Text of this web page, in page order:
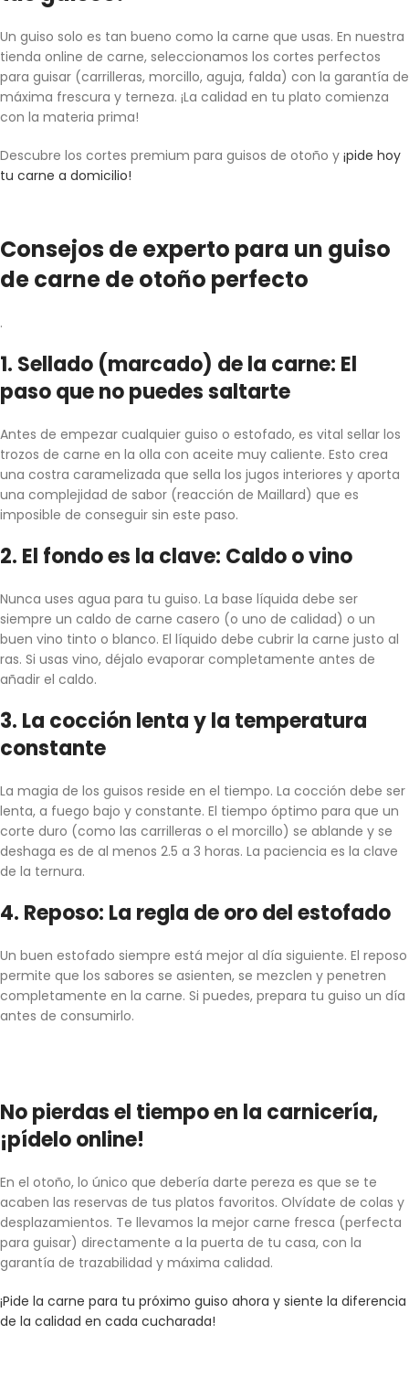
Un guiso solo es tan bueno como la carne que usas. En nuestra
tienda online de carne, seleccionamos los cortes perfectos
para guisar (carrilleras, morcillo, aguja, falda) con la garantía de
máxima frescura y terneza. ¡La calidad en tu plato comienza
con la materia prima!
Descubre los cortes premium para guisos de otoño y ¡pide hoy
tu carne a domicilio!
Consejos de experto para un guiso
de carne de otoño perfecto
.
1. Sellado (marcado) de la carne: El
paso que no puedes saltarte
Antes de empezar cualquier guiso o estofado, es vital sellar los
trozos de carne en la olla con aceite muy caliente. Esto crea
una costra caramelizada que sella los jugos interiores y aporta
una complejidad de sabor (reacción de Maillard) que es
imposible de conseguir sin este paso.
2. El fondo es la clave: Caldo o vino
Nunca uses agua para tu guiso. La base líquida debe ser
siempre un caldo de carne casero (o uno de calidad) o un
buen vino tinto o blanco. El líquido debe cubrir la carne justo al
ras. Si usas vino, déjalo evaporar completamente antes de
añadir el caldo.
3. La cocción lenta y la temperatura
constante
La magia de los guisos reside en el tiempo. La cocción debe ser
lenta, a fuego bajo y constante. El tiempo óptimo para que un
corte duro (como las carrilleras o el morcillo) se ablande y se
deshaga es de al menos 2.5 a 3 horas. La paciencia es la clave
de la ternura.
4. Reposo: La regla de oro del estofado
Un buen estofado siempre está mejor al día siguiente. El reposo
permite que los sabores se asienten, se mezclen y penetren
completamente en la carne. Si puedes, prepara tu guiso un día
antes de consumirlo.
No pierdas el tiempo en la carnicería,
¡pídelo online!
En el otoño, lo único que debería darte pereza es que se te
acaben las reservas de tus platos favoritos. Olvídate de colas y
desplazamientos. Te llevamos la mejor carne fresca (perfecta
para guisar) directamente a la puerta de tu casa, con la
garantía de trazabilidad y máxima calidad.
¡Pide la carne para tu próximo guiso ahora y siente la diferencia
de la calidad en cada cucharada!